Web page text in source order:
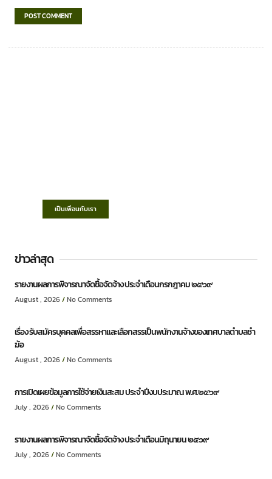
เป็นเพื่อนกับเรา
ข่าวล่าสุด
รายงานผลการพิจารณาจัดซื้อจัดจ้าง ประจำเดือนกรกฎาคม ๒๕๖๙
August , 2026 No Comments
เรื่อง รับสมัครบุคคลเพื่อสรรหาและเลือกสรรเป็นพนักงานจ้างของเทศบาลตำบลชำ
ฆ้อ
August , 2026 No Comments
การเปิดเผยข้อมูลการใช้จ่ายเงินสะสม ประจำปีงบประมาณ พ.ศ.๒๕๖๙
July , 2026 No Comments
รายงานผลการพิจารณาจัดซื้อจัดจ้าง ประจำเดือนมิถุนายน ๒๕๖๙
July , 2026 No Comments